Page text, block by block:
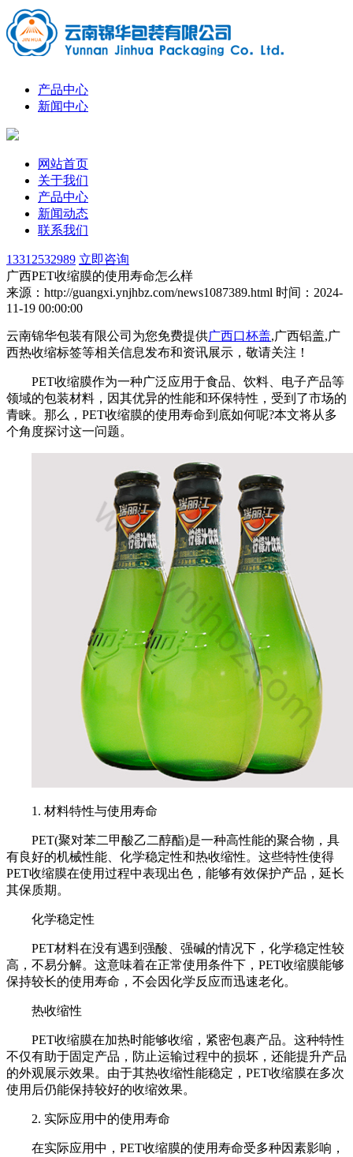
产品中心
新闻中心
网站首页
关于我们
产品中心
新闻动态
联系我们
13312532989 立即咨询
广西PET收缩膜的使用寿命怎么样
来源：http://guangxi.ynjhbz.com/news1087389.html 时间：2024-
11-19 00:00:00
云南锦华包装有限公司为您免费提供广西口杯盖,广西铝盖,广
西热收缩标签等相关信息发布和资讯展示，敬请关注！
PET收缩膜作为一种广泛应用于食品、饮料、电子产品等
领域的包装材料，因其优异的性能和环保特性，受到了市场的
青睐。那么，PET收缩膜的使用寿命到底如何呢?本文将从多
个角度探讨这一问题。
1. 材料特性与使用寿命
PET(聚对苯二甲酸乙二醇酯)是一种高性能的聚合物，具
有良好的机械性能、化学稳定性和热收缩性。这些特性使得
PET收缩膜在使用过程中表现出色，能够有效保护产品，延长
其保质期。
化学稳定性
PET材料在没有遇到强酸、强碱的情况下，化学稳定性较
高，不易分解。这意味着在正常使用条件下，PET收缩膜能够
保持较长的使用寿命，不会因化学反应而迅速老化。
热收缩性
PET收缩膜在加热时能够收缩，紧密包裹产品。这种特性
不仅有助于固定产品，防止运输过程中的损坏，还能提升产品
的外观展示效果。由于其热收缩性能稳定，PET收缩膜在多次
使用后仍能保持较好的收缩效果。
2. 实际应用中的使用寿命
在实际应用中，PET收缩膜的使用寿命受多种因素影响，